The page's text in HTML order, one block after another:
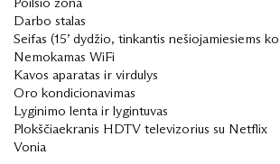
Darbo stalas
Seifas (15’ dydžio, tinkantis nešiojamiesiems
Nemokamas WiFi
Kavos aparatas ir virdulys
Oro kondicionavimas
Lyginimo lenta ir lygintuvas
Plokščiaekranis HDTV televizorius su Netflix
Vonia